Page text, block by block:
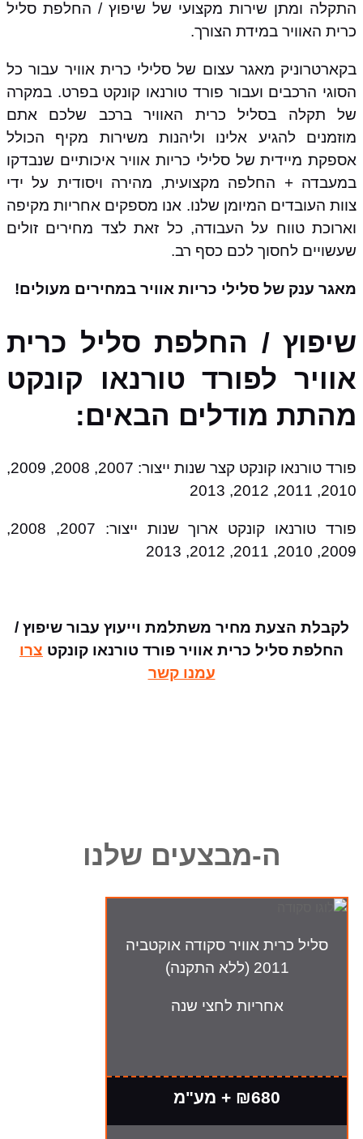
התקלה ומתן שירות מקצועי של שיפוץ / החלפת סליל
כרית האוויר במידת הצורך.
בקארטרוניק מאגר עצום של סלילי כרית אוויר עבור כל
הסוגי הרכבים ועבור פורד טורנאו קונקט בפרט. במקרה
של תקלה בסליל כרית האוויר ברכב שלכם אתם
מוזמנים להגיע אלינו וליהנות משירות מקיף הכולל
אספקת מיידית של סלילי כריות אוויר איכותיים שנבדקו
במעבדה + החלפה מקצועית, מהירה ויסודית על ידי
צוות העובדים המיומן שלנו. אנו מספקים אחריות מקיפה
וארוכת טווח על העבודה, כל זאת לצד מחירים זולים
שעשויים לחסוך לכם כסף רב.
מאגר ענק של סלילי כריות אוויר במחירים מעולים!
שיפוץ / החלפת סליל כרית
אוויר לפורד טורנאו קונקט
מהתת מודלים הבאים:
פורד טורנאו קונקט קצר שנות ייצור: 2007, 2008, 2009,
2010, 2011, 2012, 2013
פורד טורנאו קונקט ארוך שנות ייצור: 2007, 2008,
2009, 2010, 2011, 2012, 2013
לקבלת הצעת מחיר משתלמת וייעוץ עבור שיפוץ /
החלפת סליל כרית אוויר פורד טורנאו קונקט צרו
עמנו קשר
ה-מבצעים שלנו
סליל כרית אוויר סקודה אוקטביה
2011 (ללא התקנה)
אחריות לחצי שנה
₪680 + מע"מ